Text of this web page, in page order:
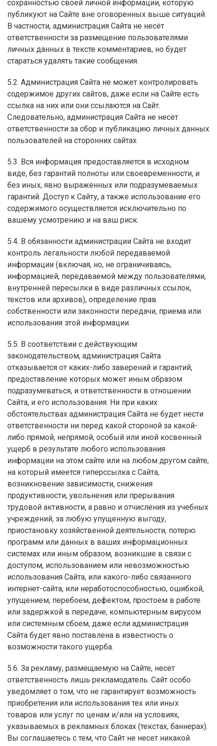
сохранностью своей личной информации, которую
публикуют на Сайте вне оговоренных выше ситуаций.
В частности, администрация Сайта не несёт
ответственности за размещение пользователями
личных данных в тексте комментариев, но будет
стараться удалять такие сообщения.
5.2. Администрация Сайта не может контролировать
содержимое других сайтов, даже если на Сайте есть
ссылка на них или они ссылаются на Сайт.
Следовательно, администрация Сайта не несёт
ответственности за сбор и публикацию личных данных
пользователей на сторонних сайтах.
5.3. Вся информация предоставляется в исходном
виде, без гарантий полноты или своевременности, и
без иных, явно выраженных или подразумеваемых
гарантий. Доступ к Сайту, а также использование его
содержимого осуществляется исключительно по
вашему усмотрению и на ваш риск.
5.4. В обязанности администрации Сайта не входит
контроль легальности любой передаваемой
информации (включая, но, не ограничиваясь,
информацией, передаваемой между пользователями,
внутренней пересылки в виде различных ссылок,
текстов или архивов), определение прав
собственности или законности передачи, приема или
использования этой информации.
5.5. В соответствии с действующим
законодательством, администрация Сайта
отказывается от каких-либо заверений и гарантий,
предоставление которых может иным образом
подразумеваться, и ответственности в отношении
Сайта, и его использования. Ни при каких
обстоятельствах администрация Сайта не будет нести
ответственности ни перед какой стороной за какой-
либо прямой, непрямой, особый или иной косвенный
ущерб в результате любого использования
информации на этом сайте или на любом другом сайте,
на который имеется гиперссылка с Сайта,
возникновение зависимости, снижения
продуктивности, увольнения или прерывания
трудовой активности, а равно и отчисления из учебных
учреждений, за любую упущенную выгоду,
приостановку хозяйственной деятельности, потерю
программ или данных в ваших информационных
системах или иным образом, возникшие в связи с
доступом, использованием или невозможностью
использования Сайта, или какого-либо связанного
интернет-сайта, или неработоспособностью, ошибкой,
упущением, перебоем, дефектом, простоем в работе
или задержкой в передаче, компьютерным вирусом
или системным сбоем, даже если администрация
Сайта будет явно поставлена в известность о
возможности такого ущерба.
5.6. За рекламу, размещаемую на Сайте, несет
ответственность лишь рекламодатель. Сайт особо
уведомляет о том, что не гарантирует возможность
приобретения или использования тех или иных
товаров или услуг по ценам и/или на условиях,
указываемых в рекламных блоках (текстах, баннерах).
Вы соглашаетесь с тем, что Сайт не несет никакой